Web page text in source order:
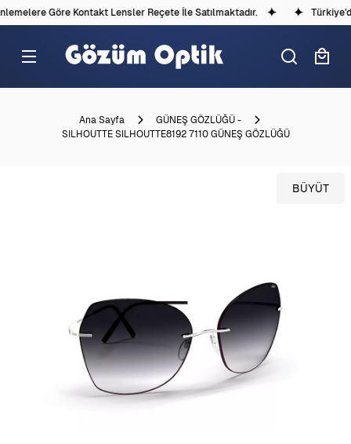
Göre Kontakt Lensler Reçete İle Satılmaktadır.
Ana Sayfa
GÜNEŞ GÖZLÜĞÜ -
SILHOUTTE SILHOUTTE8192 7110 GÜNEŞ GÖZLÜĞÜ
BÜYÜT